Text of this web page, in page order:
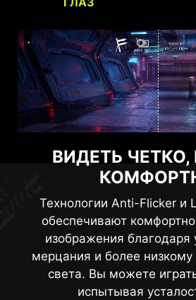
ВИДЕТЬ ЧЕТКО,
Технологии Anti-Flicker и
обеспечивают
изображения
мерцания и более
света. Вы можете
испытывая
БЕЗУПРЕЧНОЕ
Чтобы повысить качество
динамичных компьютерных
используется технология
синхронизирует частоту
частотой вывода кадров
процессором, тем
визуальные артефакты